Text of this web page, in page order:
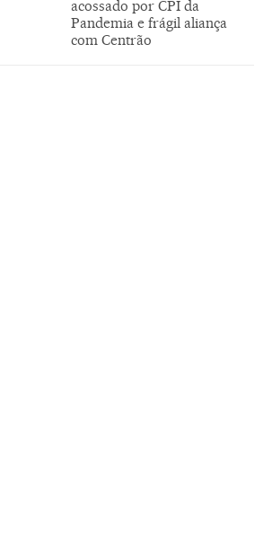
acossado por CPI da
Pandemia e frágil aliança
com Centrão